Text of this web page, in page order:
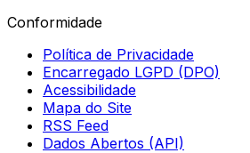
Conformidade
Política de Privacidade
Encarregado LGPD (DPO)
Acessibilidade
Mapa do Site
RSS Feed
Dados Abertos (API)